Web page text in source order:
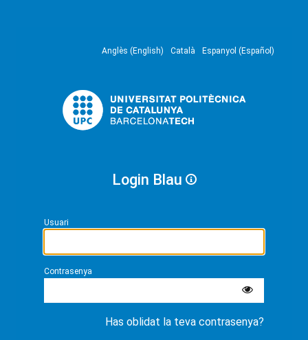
Anglès (English) Català Espanyol (Español)
Login Blau
Usuari
Contrasenya
Has oblidat la teva contrasenya?